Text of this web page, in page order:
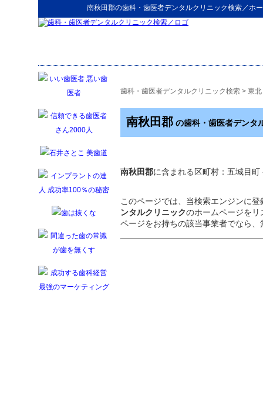
南秋田郡の歯科・歯医者デンタルクリニック検索／ホ
歯科・歯医者デンタルクリニック検索 > 東北
南秋田郡 の歯科・歯医者デンタ
南秋田郡に含まれる区町村：五城目
このページでは、当検索エンジンに登
ンタルクリニックのホームページを
ページをお持ちの該当事業者でなら